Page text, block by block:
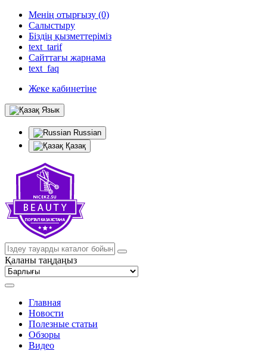
Менің отырғызу (0)
Салыстыру
Біздің қызметтеріміз
text_tarif
Сайттағы жарнама
text_faq
Жеке кабинетіне
Язык
Russian
Қазақ
Қаланы таңдаңыз
Главная
Новости
Полезные статьи
Обзоры
Видео